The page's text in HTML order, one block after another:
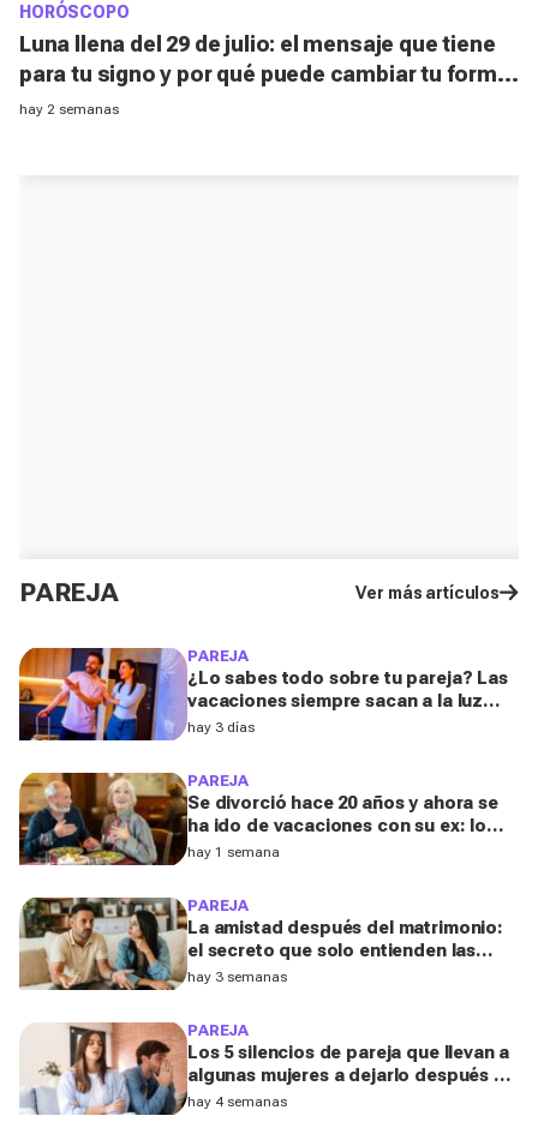
HORÓSCOPO
Luna llena del 29 de julio: el mensaje que tiene
para tu signo y por qué puede cambiar tu forma
de actuar
hay 2 semanas
PAREJA Ver más artículos
PAREJA
¿Lo sabes todo sobre tu pareja? Las
vacaciones siempre sacan a la luz
estas cinco facetas ocultas, según
hay 3 días
PAREJA
Se divorció hace 20 años y ahora se
ha ido de vacaciones con su ex: lo
que ocurrió a los 70 la sorprendió
hay 1 semana
PAREJA
La amistad después del matrimonio:
el secreto que solo entienden las
personas divorciadas y viudas, según
hay 3 semanas
PAREJA
Los 5 silencios de pareja que llevan a
algunas mujeres a dejarlo después de
los 40, según una coach experta
hay 4 semanas